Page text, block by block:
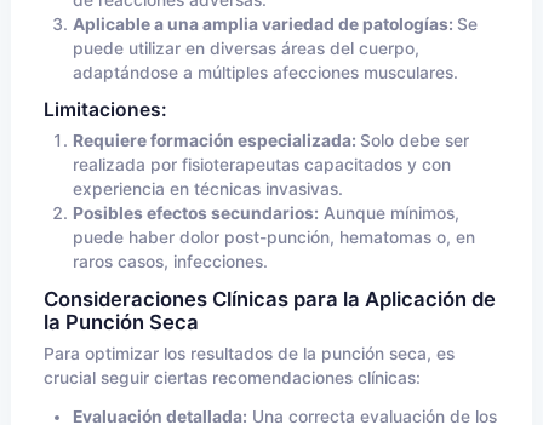
Aplicable a una amplia variedad de patologías: Se
puede utilizar en diversas áreas del cuerpo,
adaptándose a múltiples afecciones musculares.
Limitaciones:
Requiere formación especializada: Solo debe ser
realizada por fisioterapeutas capacitados y con
experiencia en técnicas invasivas.
Posibles efectos secundarios: Aunque mínimos,
puede haber dolor post-punción, hematomas o, en
raros casos, infecciones.
Consideraciones Clínicas para la Aplicación de
la Punción Seca
Para optimizar los resultados de la punción seca, es
crucial seguir ciertas recomendaciones clínicas:
Evaluación detallada: Una correcta evaluación de los